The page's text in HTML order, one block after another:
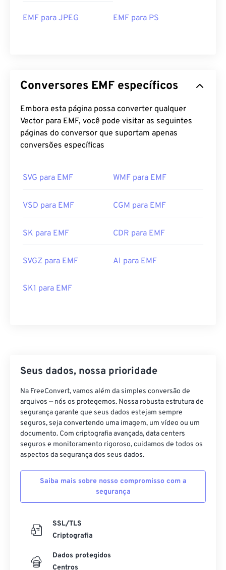
Ultimate Paintno Windows.
EMF para JPEG EMF para PS
Conversores EMF específicos
Embora esta página possa converter qualquer
Vector para EMF, você pode visitar as seguintes
páginas do conversor que suportam apenas
conversões específicas
SVG para EMF WMF para EMF
VSD para EMF CGM para EMF
SK para EMF CDR para EMF
SVGZ para EMF AI para EMF
SK1 para EMF
Seus dados, nossa prioridade
Na FreeConvert, vamos além da simples conversão de
arquivos — nós os protegemos. Nossa robusta estrutura de
segurança garante que seus dados estejam sempre
seguros, seja convertendo uma imagem, um vídeo ou um
documento. Com criptografia avançada, data centers
seguros e monitoramento rigoroso, cuidamos de todos os
aspectos da segurança dos seus dados.
Saiba mais sobre nosso compromisso com a
segurança
SSL/TLS
Criptografia
Dados protegidos
Centros